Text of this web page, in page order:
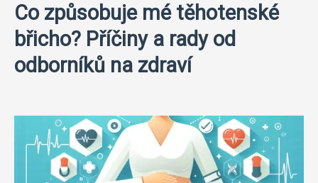
Co způsobuje mé těhotenské
břicho? Příčiny a rady od
odborníků na zdraví